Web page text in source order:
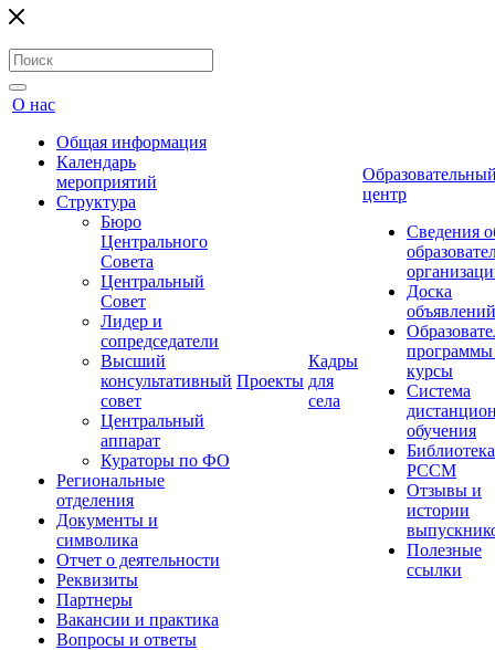
О нас
Общая информация
Календарь
мероприятий
Структура
Бюро
Центрального
Совета
Центральный
Совет
Лидер и
сопредседатели
Высший
консультативный
совет
Центральный
аппарат
Кураторы по ФО
Региональные
отделения
Документы и
символика
Отчет о деятельности
Реквизиты
Партнеры
Вакансии и практика
Вопросы и ответы
Проекты
Кадры
для
села
центр
Сведения
Доска
объявлений
курсы
Система
обучения
Библиотека
РССМ
Отзывы и
истории
Полезные
ссылки